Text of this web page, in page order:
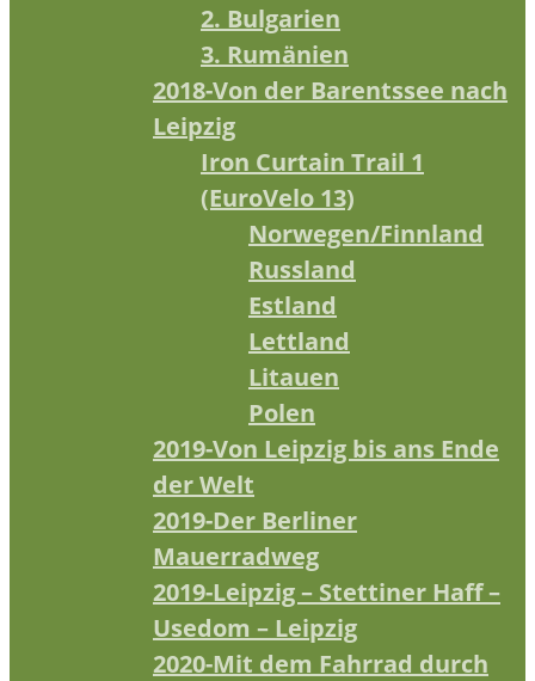
2. Bulgarien
3. Rumänien
2018-Von der Barentssee nach
Leipzig
Iron Curtain Trail 1
(EuroVelo 13)
Norwegen/Finnland
Russland
Estland
Lettland
Litauen
Polen
2019-Von Leipzig bis ans Ende
der Welt
2019-Der Berliner
Mauerradweg
2019-Leipzig – Stettiner Haff –
Usedom – Leipzig
2020-Mit dem Fahrrad durch